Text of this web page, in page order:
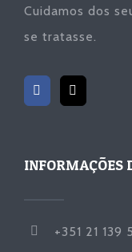
Cuidamos dos
se tratasse.
INFORMAÇÕES
+351 21 139